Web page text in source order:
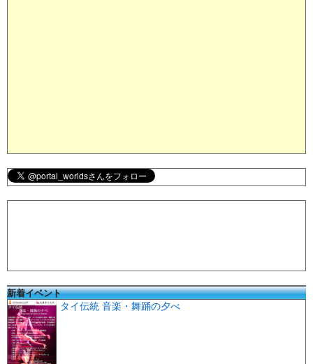
新着イベント
タイ伝統 音楽・舞踊の夕べ